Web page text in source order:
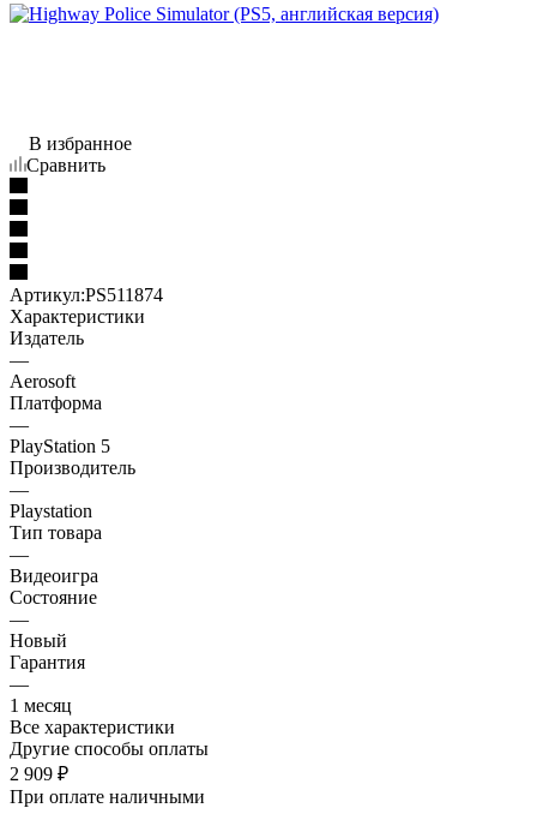
В избранное
Сравнить
Артикул:PS511874
Характеристики
Издатель
—
Aerosoft
Платформа
—
PlayStation 5
Производитель
—
Playstation
Тип товара
—
Видеоигра
Состояние
—
Новый
Гарантия
—
1 месяц
Все характеристики
Другие способы оплаты
2 909 ₽
При оплате наличными